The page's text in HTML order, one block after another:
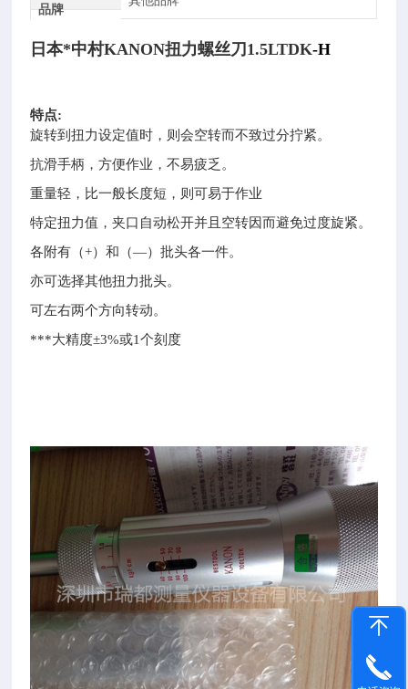
品牌
日本*中村KANON扭力螺丝刀 1.5LTDK-H
特点:
旋转到扭力设定值时，则会空转而不致过分拧紧。
抗滑手柄，方便作业，不易疲乏。
重量轻，比一般长度短，则可易于作业
特定扭力值，夹口自动松开并且空转因而避免过度旋紧。
各附有（+）和（—）批头各一件。
亦可选择其他扭力批头。
可左右两个方向转动。
***大精度±3%或1个刻度